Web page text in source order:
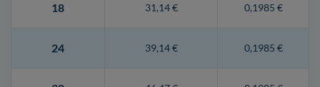
18 31,14 € 0,1985 €
24 39,14 € 0,1985 €